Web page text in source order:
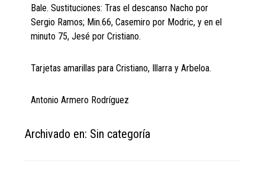
Bale. Sustituciones: Tras el descanso Nacho por
Sergio Ramos; Min.66, Casemiro por Modric, y en el
minuto 75, Jesé por Cristiano.
Tarjetas amarillas para Cristiano, Illarra y Arbeloa.
Antonio Armero Rodríguez
Archivado en: Sin categoría